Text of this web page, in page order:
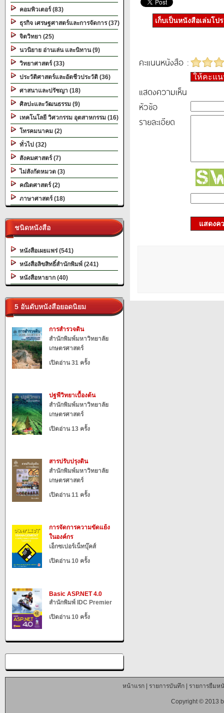
คอมพิวเตอร์ (83)
ธุรกิจ เศรษฐศาสตร์และการจัดการ (37)
จิตวิทยา (25)
นวนิยาย อ่านเล่น และนิทาน (9)
วิทยาศาสตร์ (33)
ประวัติศาสตร์และอัตชีวประวัติ (36)
ศาสนาและปรัชญา (18)
ศิลปะและวัฒนธรรม (9)
เทคโนโลยี วิศวกรรม อุตสาหกรรม (16)
โทรคมนาคม (2)
ทั่วไป (32)
สังคมศาสตร์ (7)
ไม่สังกัดหมวด (3)
คณิตศาสตร์ (2)
ภาษาศาสตร์ (18)
ชนิดหนังสือ
หนังสือเผยแพร่ (541)
หนังสือลิขสิทธิ์สำนักพิมพ์ (241)
หนังสือหายาก (40)
5 อันดับหนังสือยอดนิยม
การสำรวจดิน
สำนักพิมพ์มหาวิทยาลัย
เกษตรศาสตร์
เปิดอ่าน 31 ครั้ง
ปฐพีวิทยาเบื้องต้น
สำนักพิมพ์มหาวิทยาลัย
เกษตรศาสตร์
เปิดอ่าน 13 ครั้ง
สารปรับปรุงดิน
สำนักพิมพ์มหาวิทยาลัย
เกษตรศาสตร์
เปิดอ่าน 11 ครั้ง
การจัดการความขัดแย้ง
ในองค์กร
เอ็กซเปอร์เน็ทบุ๊คส์
เปิดอ่าน 10 ครั้ง
Basic ASP.NET 4.0
สำนักพิมพ์ IDC Premier
เปิดอ่าน 10 ครั้ง
เก็บเป็นหนังสือเล่มโป
คะแนนหนังสือ :
ให้คะแ
แสดงความเห็น
หัวข้อ
รายละเอียด
แสดงค
หน้าแรก| รายการบันทึก| รายการยืมห
Copyright © 2013